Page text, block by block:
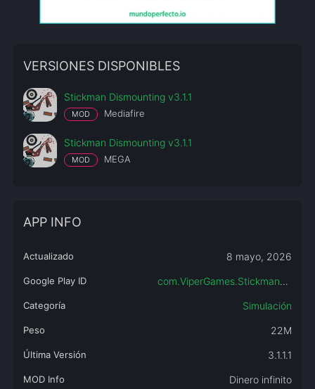
VERSIONES DISPONIBLES
Stickman Dismounting v3.1.1
MOD Mediafire
Stickman Dismounting v3.1.1
MOD MEGA
APP INFO
Actualizado 8 mayo, 2026
Google Play ID com.ViperGames.StickmanDismount
Categoría Simulación
Peso 22M
Última Versión 3.1.1.1
MOD Info Dinero infinito